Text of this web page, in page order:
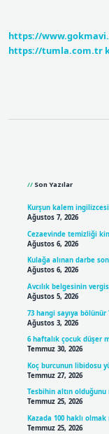
https://
https://tumla.com.tr
Son Yazılar
Kurşun kalem
Ağustos 7, 2026
Cezaevinde temizliği
Ağustos 6, 2026
Kulağa alınan darbe
Ağustos 6, 2026
Avcılık belgesinin
Ağustos 5, 2026
73 hangi sayıya bölünür
Ağustos 3, 2026
6 haftalık çocuk düşer
Temmuz 30, 2026
Koç burcunun libidosu
Temmuz 27, 2026
Tesbihin altın olduğunu
Temmuz 25, 2026
Kazada 100 haklı
Temmuz 25, 2026